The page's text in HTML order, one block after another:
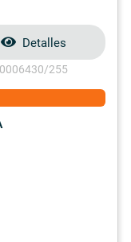
Detalles
0006430/255